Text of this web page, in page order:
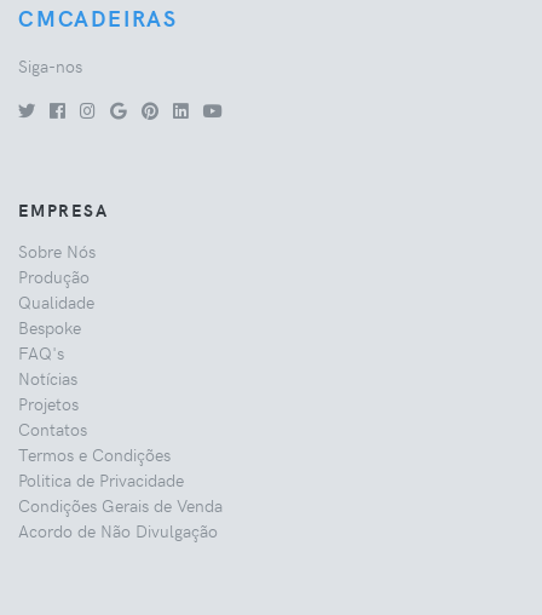
CMCADEIRAS
Siga-nos
EMPRESA
Sobre Nós
Produção
Qualidade
Bespoke
FAQ's
Notícias
Projetos
Contatos
Termos e Condições
Politica de Privacidade
Condições Gerais de Venda
Acordo de Não Divulgação